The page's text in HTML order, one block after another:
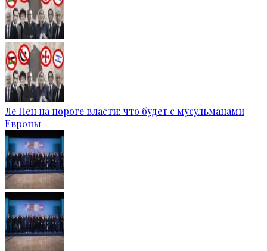
Ле Пен на пороге власти: что будет с мусульманами
Европы